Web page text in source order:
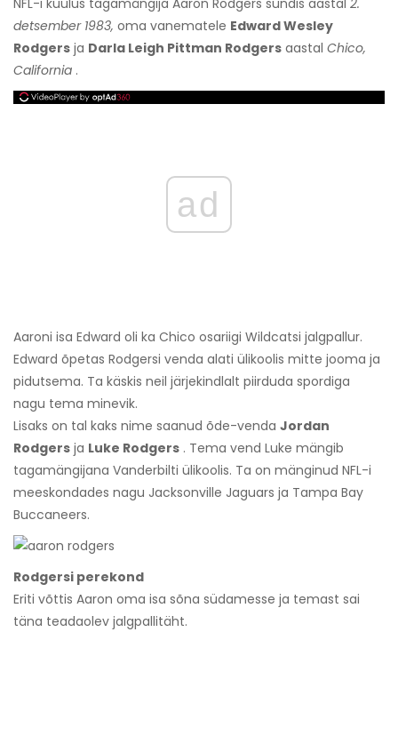
NFL-i kuulus tagamängija Aaron Rodgers sündis aastal 2.
detsember 1983, oma vanematele Edward Wesley
Rodgers ja Darla Leigh Pittman Rodgers aastal Chico,
California .
ad
Aaroni isa Edward oli ka Chico osariigi Wildcatsi jalgpallur.
Edward õpetas Rodgersi venda alati ülikoolis mitte jooma ja
pidutsema. Ta käskis neil järjekindlalt piirduda spordiga
nagu tema minevik.
Lisaks on tal kaks nime saanud õde-venda Jordan
Rodgers ja Luke Rodgers . Tema vend Luke mängib
tagamängijana Vanderbilti ülikoolis. Ta on mänginud NFL-i
meeskondades nagu Jacksonville Jaguars ja Tampa Bay
Buccaneers.
Rodgersi perekond
Eriti võttis Aaron oma isa sõna südamesse ja temast sai
täna teadaolev jalgpallitäht.